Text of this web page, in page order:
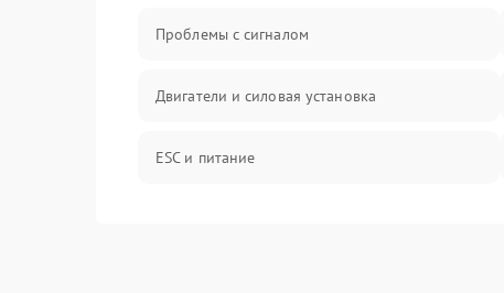
Проблемы с сигналом
Двигатели и силовая установка
ESC и питание